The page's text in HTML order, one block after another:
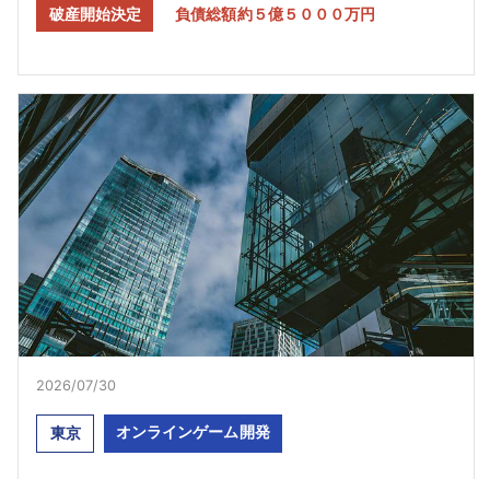
破産開始決定 負債総額約５億５０００万円
2026/07/30
東京 オンラインゲーム開発